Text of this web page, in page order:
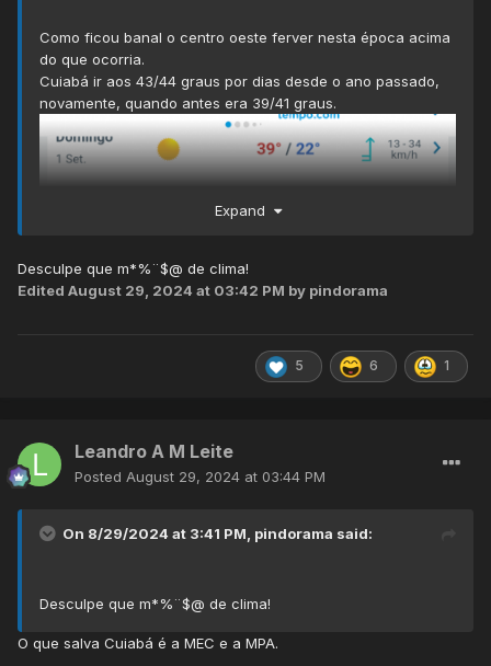
Como ficou banal o centro oeste ferver nesta época acima
do que ocorria.
Cuiabá ir aos 43/44 graus por dias desde o ano passado,
novamente, quando antes era 39/41 graus.
Expand
Desculpe que m*%¨$@ de clima!
Edited August 29, 2024 at 03:42 PM by pindorama
5 6 1
Leandro A M Leite
Posted August 29, 2024 at 03:44 PM
On 8/29/2024 at 3:41 PM, pindorama said:
Desculpe que m*%¨$@ de clima!
O que salva Cuiabá é a MEC e a MPA.